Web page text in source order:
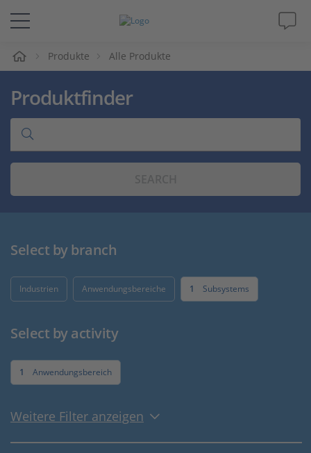
Lösungen & Produkte
Support
Videos
Karriere
Produkte Alle Produkte
Produktfinder
Select by branch
Industrien Anwendungsbereiche 1 Subsystems
Select by activity
1 Anwendungsbereich
Weitere Filter anzeigen